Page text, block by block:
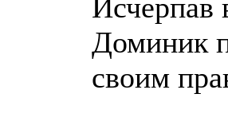
Исчерпав
Доминик
своим